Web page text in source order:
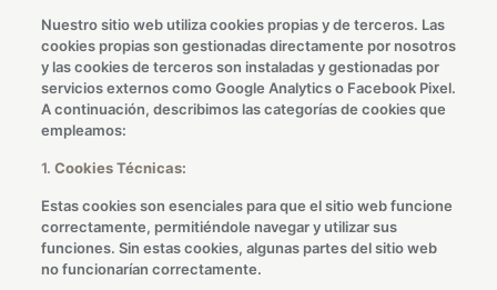
Nuestro sitio web utiliza cookies propias y de terceros. Las
cookies propias son gestionadas directamente por nosotros
y las cookies de terceros son instaladas y gestionadas por
servicios externos como Google Analytics o Facebook Pixel.
A continuación, describimos las categorías de cookies que
empleamos:
1. Cookies Técnicas:
Estas cookies son esenciales para que el sitio web funcione
correctamente, permitiéndole navegar y utilizar sus
funciones. Sin estas cookies, algunas partes del sitio web
no funcionarían correctamente.